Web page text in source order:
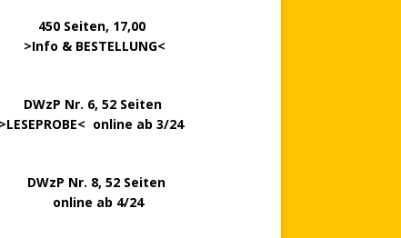
Seiten, 17,00
Info & BESTELLUNG<
DWzP Nr. 6, 52 Seiten
>LESEPROBE< online ab 3/24
Nr. 8, 52 Seiten
ab 4/24